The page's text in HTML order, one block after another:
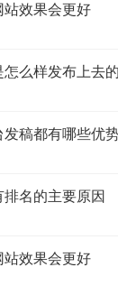
站效果会更好
么样发布上去
稿都有哪些优
名的主要原因
站效果会更好